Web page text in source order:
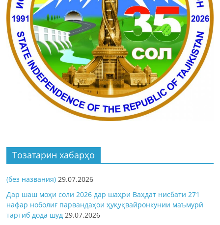
Тозатарин хабарҳо
(без названия) 29.07.2026
Дар шаш моҳи соли 2026 дар шаҳри Ваҳдат нисбати 271
нафар ноболиғ парвандаҳои ҳуқуқвайронкунии маъмурӣ
тартиб дода шуд 29.07.2026